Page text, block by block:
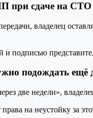
при сдаче на СТО
владелец
и подписью
подождать ещё
две недели»,
на неустойку за